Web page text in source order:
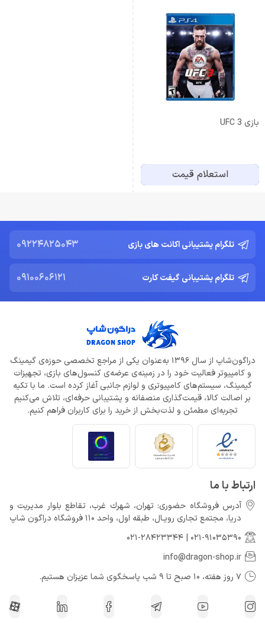
بازی UFC 3
استعلام قیمت
تلگرام پشتیبانی اکانت های بازی 09224825043
تلگرام پشتیبانی گیفت کارت 09100606121
دراگون‌شاپ از سال 1396 به‌عنوان یکی از مراجع تخصصی حوزه‌ی گیمینگ
و کامپیوتر فعالیت خود را در زمینه‌ی عرضه‌ی کنسول‌های بازی، تجهیزات
گیمینگ، سیستم‌های کامپیوتری و لوازم جانبی آغاز کرده است. ما با تکیه
بر اصالت کالا، قیمت‌گذاری منصفانه و پشتیبانی حرفه‌ای، تلاش می‌کنیم
تجربه‌ای مطمئن و لذت‌بخش از خرید را برای کاربران فراهم کنیم.
ارتباط با ما
آدرس فروشگاه حضوری: تهران، شهرك غرب، تقاطع بلوار مدیریت و
دريا، مجتمع تجارى رويـال، طبقه اول، واحد 110 فروشگاه دراگون شاپ
021-91035390
021-28423344
info@dragon-shop.ir
7 روز هفته، 10 صبح تا 9 شب پاسخگوی شما عزیزان هستیم.